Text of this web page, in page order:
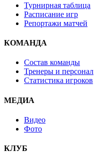
Турнирная таблица
Расписание игр
Репортажи матчей
КОМАНДА
Состав команды
Тренеры и персонал
Статистика игроков
МЕДИА
Видео
Фото
КЛУБ